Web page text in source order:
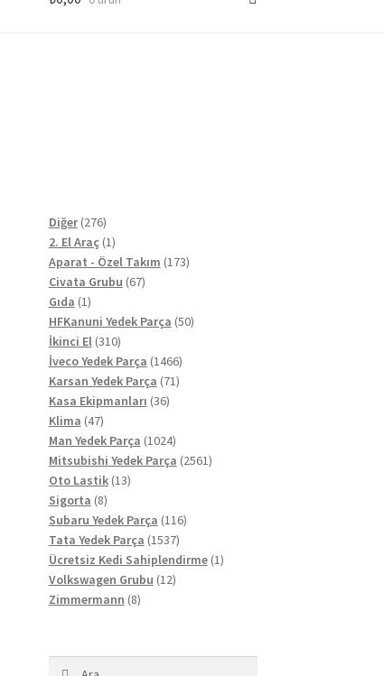
Diğer 276276
ürün
2. El Araç 11
ürün
Aparat - Özel Takım 173173
Civata Grubu 6767
Gıda 11
ürün
HFKanuni Yedek Parça 5050
İkinci El 310310
ürün
İveco Yedek Parça 14661466
ürün
Karsan Yedek Parça 7171
Kasa Ekipmanları 3636
Klima 4747
ürün
Man Yedek Parça 10241024
ürün
Mitsubishi Yedek Parça 25612561
Oto Lastik 1313
Sigorta 88
ürün
Subaru Yedek Parça 116116
Tata Yedek Parça 15371537
ürün
Ücretsiz Kedi Sahiplendirme 11
Volkswagen Grubu 1212
Zimmermann 88